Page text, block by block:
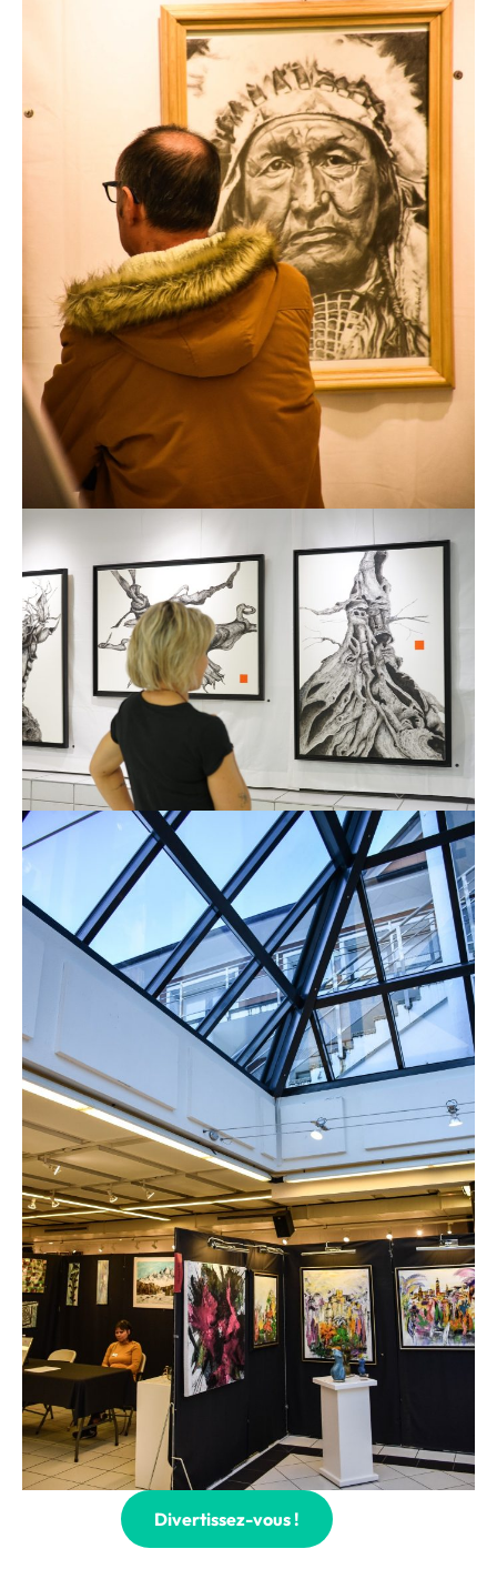
Divertissez-vous !